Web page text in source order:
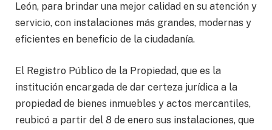
León, para brindar una mejor calidad en su atención y
servicio, con instalaciones más grandes, modernas y
eficientes en beneficio de la ciudadanía.
El Registro Público de la Propiedad, que es la
institución encargada de dar certeza jurídica a la
propiedad de bienes inmuebles y actos mercantiles,
reubicó a partir del 8 de enero sus instalaciones, que